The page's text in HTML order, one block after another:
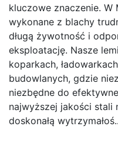
kluczowe znaczenie. W
wykonane z blachy
długą żywotność i
eksploatację. Nasze
koparkach,
budowlanych, gdzie
niezbędne do
najwyższej jakości stali
doskonałą